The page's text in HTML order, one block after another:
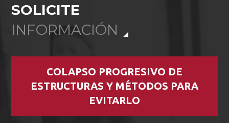
SOLICITE
INFORMACIÓN
COLAPSO PROGRESIVO DE
ESTRUCTURAS Y MÉTODOS PARA
EVITARLO